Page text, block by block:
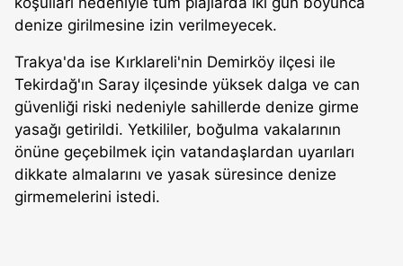
denize girilmesine izin verilmeyecek.
Trakya'da ise Kırklareli'nin Demirköy ilçesi ile
Tekirdağ'ın Saray ilçesinde yüksek dalga ve can
güvenliği riski nedeniyle sahillerde denize girme
yasağı getirildi. Yetkililer, boğulma vakalarının
önüne geçebilmek için vatandaşlardan uyarıları
dikkate almalarını ve yasak süresince denize
girmemelerini istedi.